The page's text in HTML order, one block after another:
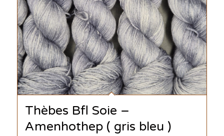
Thèbes Bfl Soie –
Amenhothep ( gris bleu )